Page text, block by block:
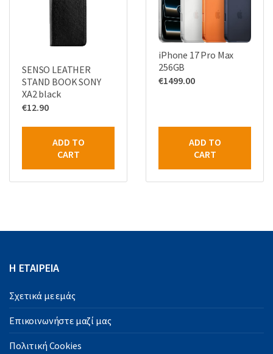
SENSO LEATHER
STAND BOOK SONY
XA2 black
€12.90
ADD TO
CART
iPhone 17 Pro Max
256GB
€1499.00
ADD TO
CART
Η ΕΤΑΙΡΕΙΑ
Σχετικά με εμάς
Επικοινωνήστε μαζί μας
Πολιτική Cookies